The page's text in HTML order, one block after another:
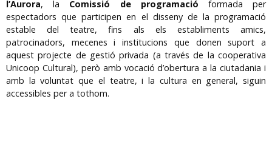
l’Aurora, la Comissió de programació formada per
espectadors que participen en el disseny de la programació
estable del teatre, fins als els establiments amics,
patrocinadors, mecenes i institucions que donen suport a
aquest projecte de gestió privada (a través de la cooperativa
Unicoop Cultural), però amb vocació d’obertura a la ciutadania i
amb la voluntat que el teatre, i la cultura en general, siguin
accessibles per a tothom.